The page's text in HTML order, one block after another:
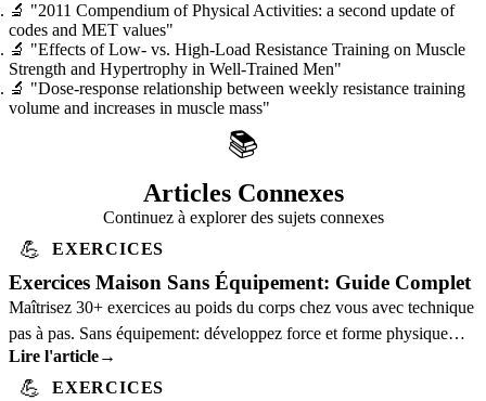
🔬 "2011 Compendium of Physical Activities: a second update of
codes and MET values"
🔬 "Effects of Low- vs. High-Load Resistance Training on Muscle
Strength and Hypertrophy in Well-Trained Men"
🔬 "Dose-response relationship between weekly resistance training
volume and increases in muscle mass"
📚
Articles Connexes
Continuez à explorer des sujets connexes
💪 EXERCICES
Exercices Maison Sans Équipement: Guide Complet
Maîtrisez 30+ exercices au poids du corps chez vous avec technique
pas à pas. Sans équipement: développez force et forme physique
avec une forme correcte.
Lire l'article→
💪 EXERCICES